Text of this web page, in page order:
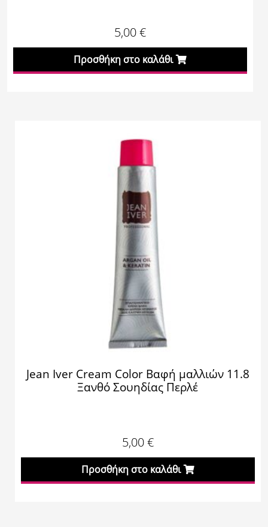
5,00€
Προσθήκη στο καλάθι
Jean Iver Cream Color Βαφή μαλλιών 11.8
Ξανθό Σουηδίας Περλέ
5,00€
Προσθήκη στο καλάθι